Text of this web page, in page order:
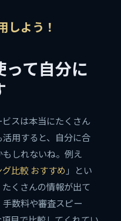
しよう！
って自分に
スは本当にたくさん
用すると、自分に合
しれないね。例え
比較 おすすめ 」とい
くさんの情報が出て
数料や審査スピー